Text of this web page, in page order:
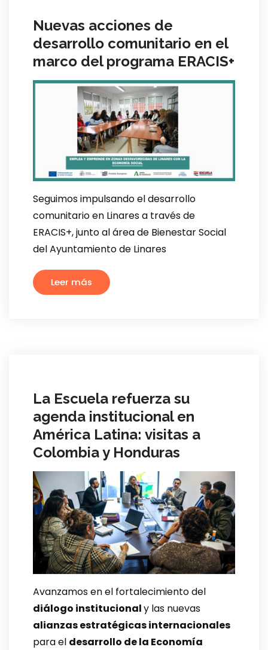
Nuevas acciones de
desarrollo comunitario en el
marco del programa ERACIS+
Seguimos impulsando el desarrollo
comunitario en Linares a través de
ERACIS+, junto al área de Bienestar Social
del Ayuntamiento de Linares
Leer más
La Escuela refuerza su
agenda institucional en
América Latina: visitas a
Colombia y Honduras
Avanzamos en el fortalecimiento del
diálogo institucionaly las nuevas
alianzas estratégicas internacionales
para el desarrollo de la Economía